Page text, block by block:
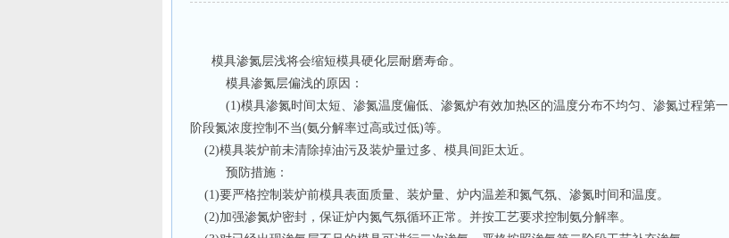
模具渗氮层浅将会缩短模具硬化层耐磨寿命。
模具渗氮层偏浅的原因：
(1)模具渗氮时间太短、渗氮温度偏低、渗氮炉有效加热区的温度分布不均匀、渗氮过程第一
阶段氮浓度控制不当(氨分解率过高或过低)等。
(2)模具装炉前未清除掉油污及装炉量过多、模具间距太近。
预防措施：
(1)要严格控制装炉前模具表面质量、装炉量、炉内温差和氮气氛、渗氮时间和温度。
(2)加强渗氮炉密封，保证炉内氮气氛循环正常。并按工艺要求控制氨分解率。